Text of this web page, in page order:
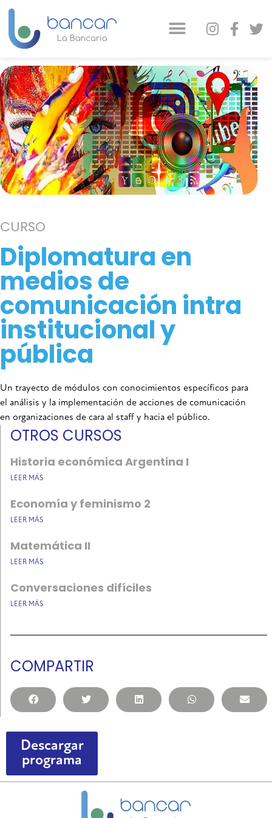
CURSO
Diplomatura en
medios de
comunicación intra
institucional y
pública
Un trayecto de módulos con conocimientos específicos para
el análisis y la implementación de acciones de comunicación
en organizaciones de cara al staff y hacia el público.
OTROS CURSOS
Historia económica Argentina I
LEER MÁS
Economía y feminismo 2
LEER MÁS
Matemática II
LEER MÁS
Conversaciones difíciles
LEER MÁS
COMPARTIR
Descargar
programa